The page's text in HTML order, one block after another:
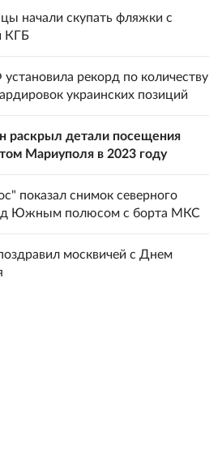
начали скупать фляжки с
КГБ
рекорд по количеству
украинских позиций
раскрыл детали посещения
Мариуполя в 2023 году
показал снимок северного
Южным полюсом с борта МКС
москвичей с Днем